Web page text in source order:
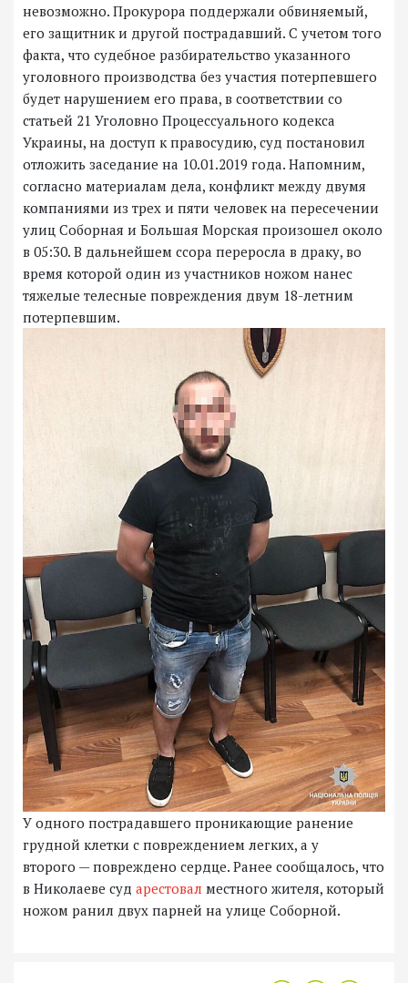
невозможно. Прокурора поддержали обвиняемый,
его защитник и другой пострадавший. С учетом того
факта, что судебное разбирательство указанного
уголовного производства без участия потерпевшего
будет нарушением его права, в соответствии со
статьей 21 Уголовно Процессуального кодекса
Украины, на доступ к правосудию, суд постановил
отложить заседание на 10.01.2019 года. Напомним,
согласно материалам дела, конфликт между двумя
компаниями из трех и пяти человек на пересечении
улиц Соборная и Большая Морская произошел около
в 05:30. В дальнейшем ссора переросла в драку, во
время которой один из участников ножом нанес
тяжелые телесные повреждения двум 18-летним
потерпевшим.
У одного пострадавшего проникающие ранение
грудной клетки с повреждением легких, а у
второго — повреждено сердце. Ранее сообщалось, что
в Николаеве суд арестовал местного жителя, который
ножом ранил двух парней на улице Соборной.